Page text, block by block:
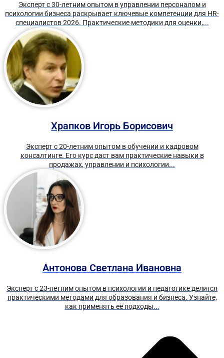
Эксперт с 30-летним опытом в управлении персоналом и
психологии бизнеса раскрывает ключевые компетенции для HR-
специалистов 2026. Практические методики для оценки,...
Храпков Игорь Борисович
Эксперт с 20-летним опытом в обучении и кадровом
консалтинге. Его курс даст вам практические навыки в
продажах, управлении и психологии...
Антонова Светлана Ивановна
Эксперт с 23-летним опытом в психологии и педагогике делится
практическими методами для образования и бизнеса. Узнайте,
как применять её подходы...